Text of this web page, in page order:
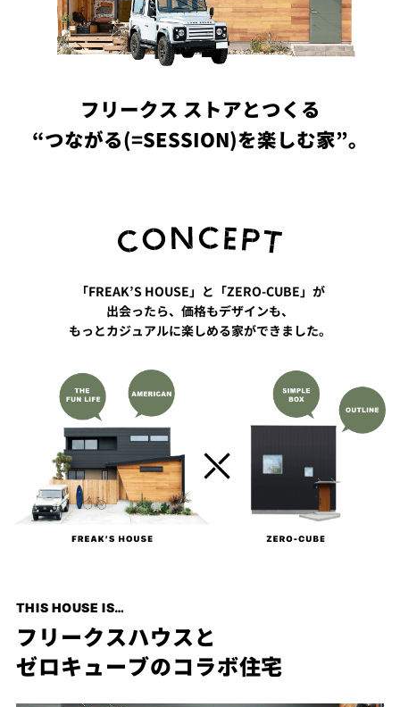
ライフレー
い
バシー
採用情
フリークス ストアとつくる
“つながる(=SESSION)を楽しむ家”。
「FREAK’S HOUSE」と「ZERO-CUBE」が
出会ったら、価格もデザインも、
もっとカジュアルに楽しめる家ができました。
THIS HOUSE IS…
フリークスハウスと
ゼロキューブのコラボ住宅